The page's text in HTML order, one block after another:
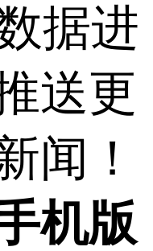
据进
送更
闻！
机版